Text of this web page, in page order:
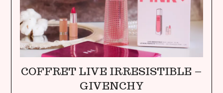
COFFRET LIVE IRRESISTIBLE –
GIVENCHY